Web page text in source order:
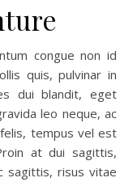
quis, pulvinar in
dui blandit, eget
leo neque, ac
tempus vel est
at dui sagittis,
sagittis, risus vitae